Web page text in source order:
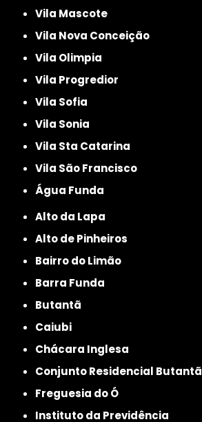
Vila Mascote
Vila Nova Conceição
Vila Olimpia
Vila Progredior
Vila Sofia
Vila Sonia
Vila Sta Catarina
Vila São Francisco
Água Funda
Alto da Lapa
Alto de Pinheiros
Bairro do Limão
Barra Funda
Butantã
Caiubi
Chácara Inglesa
Conjunto Residencial Butantã
Freguesia do Ó
Instituto da Previdência